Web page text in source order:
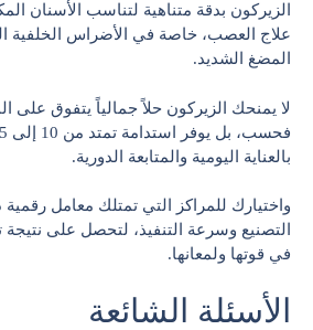
الزيركون بدقة متناهية لتناسب الأسنان
علاج العصب، خاصة في الأضراس الخلفية
المضغ الشديد.
لا يمنحك الزيركون حلاً جمالياً يتفوق على
بالعناية اليومية والمتابعة الدورية.
واختيارك للمراكز التي تمتلك معامل
التصنيع وسرعة التنفيذ، لتحصل على
في قوتها ولمعانها.
الأسئلة الشائعة